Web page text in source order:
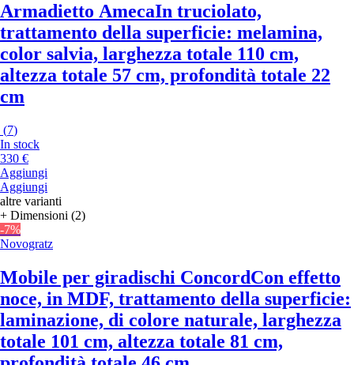
Armadietto AmecaIn truciolato,
trattamento della superficie: melamina,
color salvia, larghezza totale 110 cm,
altezza totale 57 cm, profondità totale 22
cm
(7)
In stock
330 €
Aggiungi
Aggiungi
altre varianti
+ Dimensioni (2)
-7%
Novogratz
Mobile per giradischi ConcordCon effetto
noce, in MDF, trattamento della superficie:
laminazione, di colore naturale, larghezza
totale 101 cm, altezza totale 81 cm,